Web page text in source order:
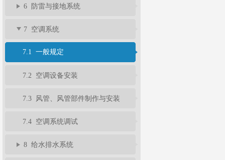
6 防雷与接地系统
7 空调系统
7.1 一般规定
7.2 空调设备安装
7.3 风管、风管部件制作与安装
7.4 空调系统调试
8 给水排水系统